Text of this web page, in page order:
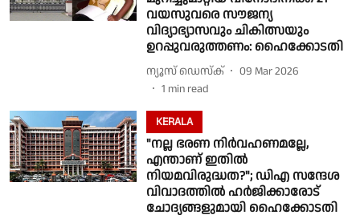
വയസുവരെ സൗജന്യ
വിദ്യാഭ്യാസവും ചികിത്സയും
ഉറപ്പുവരുത്തണം: ഹൈക്കോടതി
ന്യൂസ് ഡെസ്ക്
09 Mar 2026
1 min read
KERALA
"നല്ല ഭരണ നിര്‍വഹണമല്ലേ,
എന്താണ് ഇതിൽ
നിയമവിരുദ്ധത?"; ഡിഎ സന്ദേശ
വിവാദത്തില്‍ ഹര്‍ജിക്കാരോട്
ചോദ്യങ്ങളുമായി ഹൈക്കോടതി